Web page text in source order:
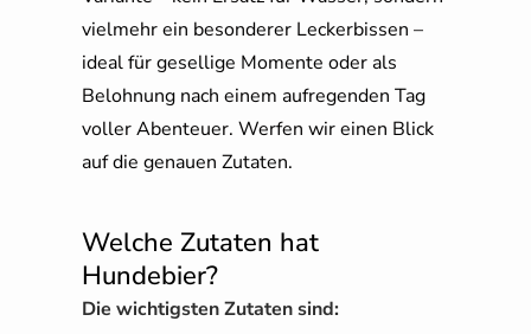
vielmehr ein besonderer Leckerbissen –
ideal für gesellige Momente oder als
Belohnung nach einem aufregenden Tag
voller Abenteuer. Werfen wir einen Blick
auf die genauen Zutaten.
Welche Zutaten hat
Hundebier?​
Die wichtigsten Zutaten sind: